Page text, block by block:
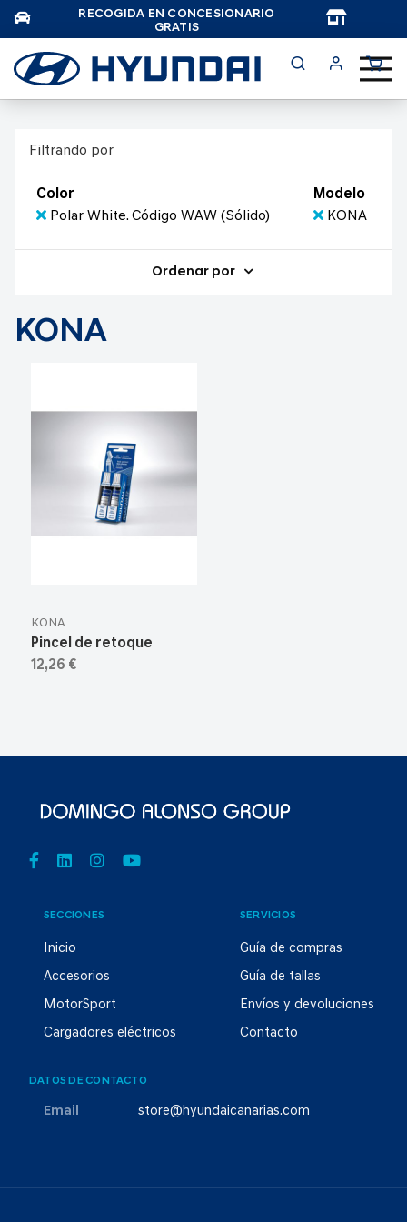
RECOGIDA EN CONCESIONARIO
GRATIS
Filtrando por
Color
Polar White. Código WAW (Sólido)
Modelo
KONA
Ordenar por
KONA
KONA
Pincel de retoque
12,26 €
SECCIONES
Inicio
Accesorios
MotorSport
Cargadores eléctricos
SERVICIOS
Guía de compras
Guía de tallas
Envíos y devoluciones
Contacto
DATOS DE CONTACTO
Email store@hyundaicanarias.com